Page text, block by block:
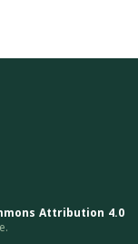
Attribution 4.0